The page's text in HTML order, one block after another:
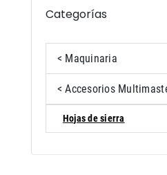
Categorías
< Maquinaria
< Accesorios
Hojas de sierra